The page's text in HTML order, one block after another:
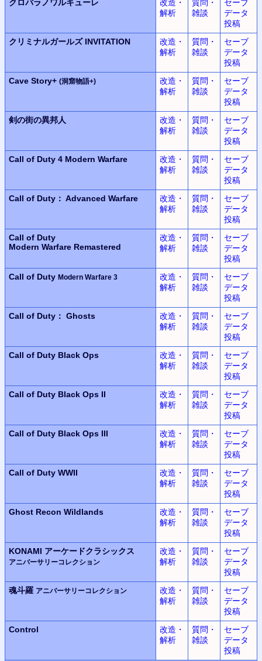
クロバラノワルキューレ
改造・
解析
質問・
雑談
セーブ
データ
投稿
クリミナルガールズ INVITATION
改造・
解析
質問・
雑談
セーブ
データ
投稿
Cave Story+ (洞窟物語+)
改造・
解析
質問・
雑談
セーブ
データ
投稿
剣の街の異邦人
改造・
解析
質問・
雑談
セーブ
データ
投稿
Call of Duty 4 Modern Warfare
改造・
解析
質問・
雑談
セーブ
データ
投稿
Call of Duty： Advanced Warfare
改造・
解析
質問・
雑談
セーブ
データ
投稿
Call of Duty
Modern Warfare Remastered
改造・
解析
質問・
雑談
セーブ
データ
投稿
Call of Duty Modern Warfare 3
改造・
解析
質問・
雑談
セーブ
データ
投稿
Call of Duty： Ghosts
改造・
解析
質問・
雑談
セーブ
データ
投稿
Call of Duty Black Ops
改造・
解析
質問・
雑談
セーブ
データ
投稿
Call of Duty Black Ops II
改造・
解析
質問・
雑談
セーブ
データ
投稿
Call of Duty Black Ops III
改造・
解析
質問・
雑談
セーブ
データ
投稿
Call of Duty WWII
改造・
解析
質問・
雑談
セーブ
データ
投稿
Ghost Recon Wildlands
改造・
解析
質問・
雑談
セーブ
データ
投稿
KONAMI アーケードクラシックス
アニバーサリーコレクション
改造・
解析
質問・
雑談
セーブ
データ
投稿
魂斗羅 アニバーサリーコレクション
改造・
解析
質問・
雑談
セーブ
データ
投稿
Control
改造・
解析
質問・
雑談
セーブ
データ
投稿